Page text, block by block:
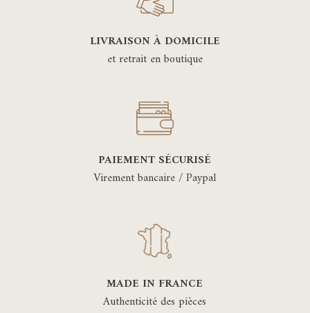
LIVRAISON À DOMICILE
et retrait en boutique
PAIEMENT SÉCURISÉ
Virement bancaire / Paypal
MADE IN FRANCE
Authenticité des pièces